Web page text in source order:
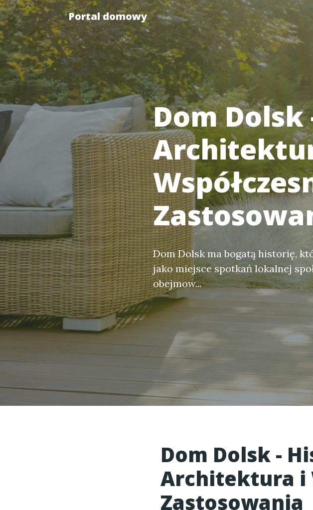
Portal domowy
Dom
Dom Dolsk ma bogatą historię,
jako miejsce spotkań lokalnej
obejmow...
Dom Dolsk -
Architektura i
Zastosowania